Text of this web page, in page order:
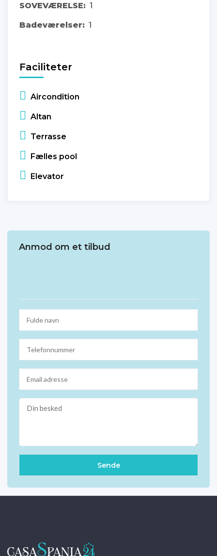
SOVEVÆRELSE: 1
Badeværelser: 1
Faciliteter
Aircondition
Altan
Terrasse
Fælles pool
Elevator
Anmod om et tilbud